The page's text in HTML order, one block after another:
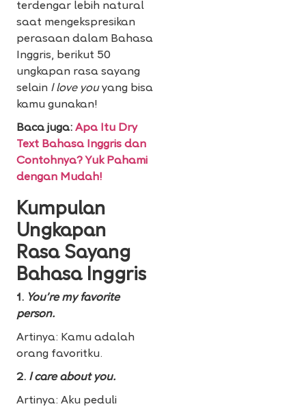
terdengar lebih natural
saat mengekspresikan
perasaan dalam Bahasa
Inggris, berikut 50
ungkapan rasa sayang
selain I love youyang bisa
kamu gunakan!
Baca juga: Apa Itu Dry
Text Bahasa Inggris dan
Contohnya? Yuk Pahami
dengan Mudah!
Kumpulan
Ungkapan
Rasa Sayang
Bahasa Inggris
1. You’re my favorite
person.
Artinya: Kamu adalah
orang favoritku.
2. I care about you.
Artinya: Aku peduli